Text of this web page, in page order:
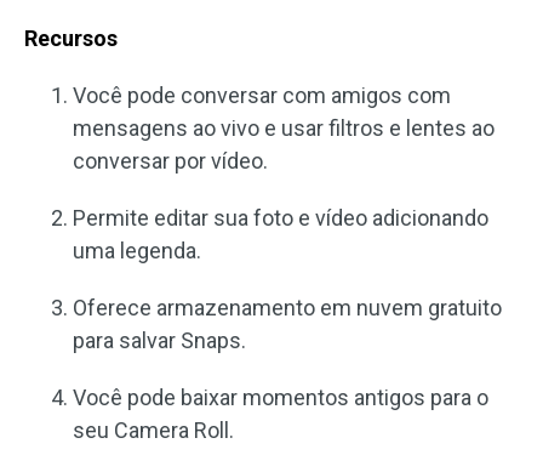
Recursos
Você pode conversar com amigos com
mensagens ao vivo e usar filtros e lentes ao
conversar por vídeo.
Permite editar sua foto e vídeo adicionando
uma legenda.
Oferece armazenamento em nuvem gratuito
para salvar Snaps.
Você pode baixar momentos antigos para o
seu Camera Roll.